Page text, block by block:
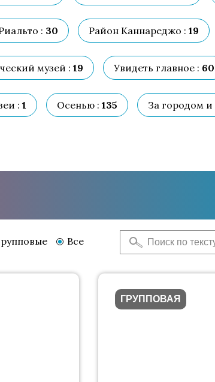
: 30 Район Каннареджо : 19
музей : 19 Увидеть главное : 60
: 1 Осенью : 135 За городом
Все
ГРУППОВАЯ